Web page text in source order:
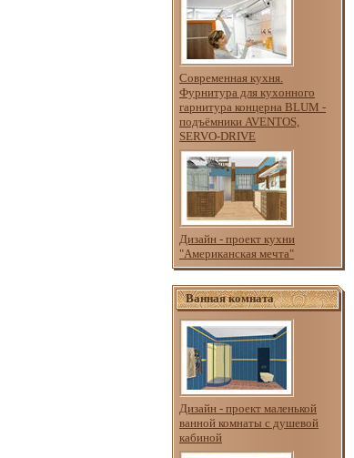
Современная кухня.
Фурнитура для кухонного
гарнитура концерна BLUM -
подъёмники AVENTOS,
SERVO-DRIVE
Дизайн - проект кухни
"Американская мечта"
Ванная комната
Дизайн - проект маленькой
ванной комнаты с душевой
кабиной